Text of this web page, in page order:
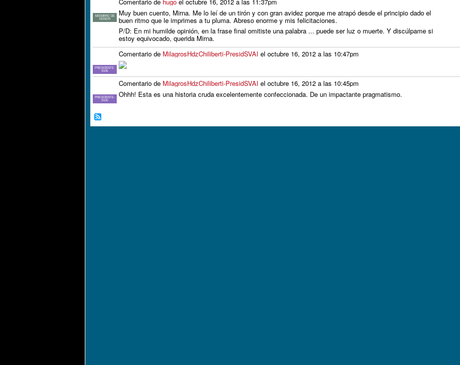
MIEMBRO DE
HONOR
Muy buen cuento, Mirna. Me lo leí de un tirón y con gran avidez porque me atrapó desde el principio dado el
buen ritmo que le imprimes a tu pluma. Abreso enorme y mis felicitaciones.
P/D: En mi humilde opinión, en la frase final omitiste una palabra ... puede ser luz o muerte. Y discúlpame si
estoy equivocado, querida Mirna.
PRESIDENTE-
SVAI
Comentario de MilagrosHdzChiliberti-PresidSVAI el octubre 16, 2012 a las 10:47pm
PRESIDENTE-
SVAI
Comentario de MilagrosHdzChiliberti-PresidSVAI el octubre 16, 2012 a las 10:45pm
Ohhh! Esta es una historia cruda excelentemente confeccionada. De un impactante pragmatismo.